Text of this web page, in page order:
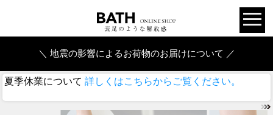
＼ 地震の影響によるお荷物のお届けについて ／
夏季休業について 詳しくはこちらからご覧ください。